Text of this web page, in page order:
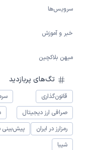
سرویس‌ها
خبر و آموزش
میهن بلاکچین
تگ‌های پربازدید
قانون‌گذاری
صرافی ارز دیجیتال
رمزارز در ایران
پیش‌بینی
شیبا